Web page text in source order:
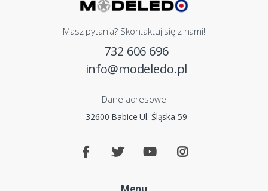
Masz pytania? Skontaktuj się z nami!
732 606 696
info@modeledo.pl
Dane adresowe
32600 Babice Ul. Śląska 59